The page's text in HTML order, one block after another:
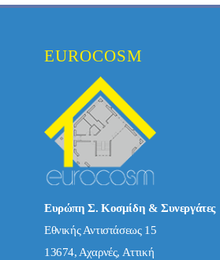
EUROCOSM
Ευρώπη Σ. Κοσμίδη & Συνεργάτες
Εθνικής Αντιστάσεως 15
13674, Αχαρνές, Αττική